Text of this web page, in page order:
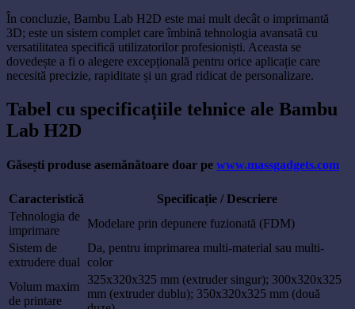
În concluzie, Bambu Lab H2D este mai mult decât o imprimantă
3D; este un sistem complet care îmbină tehnologia avansată cu
versatilitatea specifică utilizatorilor profesioniști. Aceasta se
dovedește a fi o alegere excepțională pentru orice aplicație care
necesită precizie, rapiditate și un grad ridicat de personalizare.
Tabel cu specificațiile tehnice ale Bambu
Lab H2D
Găsești produse asemănătoare doar pe www.massgadgets.com
Caracteristică
Specificație / Descriere
Tehnologia de
imprimare
Modelare prin depunere fuzionată (FDM)
Sistem de
extrudere dual
Da, pentru imprimarea multi-material sau multi-
color
Volum maxim
de printare
325x320x325 mm (extruder singur); 300x320x325
mm (extruder dublu); 350x320x325 mm (două